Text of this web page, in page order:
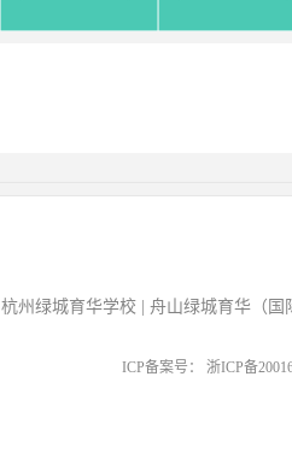
杭州绿城育华学校 |舟山绿城育华（国
ICP备案号： 浙ICP备